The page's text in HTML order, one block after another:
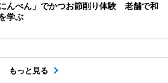
んべん」でかつお節削り体験 老舗で和
学ぶ
もっと見る